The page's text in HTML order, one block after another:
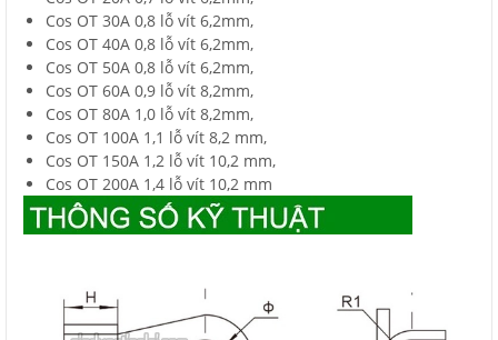
Cos OT 30A 0,8 lỗ vít 6,2mm,
Cos OT 40A 0,8 lỗ vít 6,2mm,
Cos OT 50A 0,8 lỗ vít 6,2mm,
Cos OT 60A 0,9 lỗ vít 8,2mm,
Cos OT 80A 1,0 lỗ vít 8,2mm,
Cos OT 100A 1,1 lỗ vít 8,2 mm,
Cos OT 150A 1,2 lỗ vít 10,2 mm,
Cos OT 200A 1,4 lỗ vít 10,2 mm